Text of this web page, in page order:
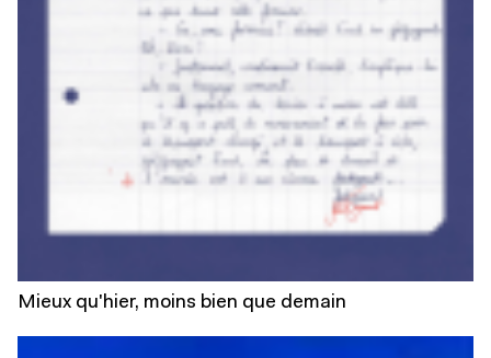
Mieux qu'hier, moins bien que demain